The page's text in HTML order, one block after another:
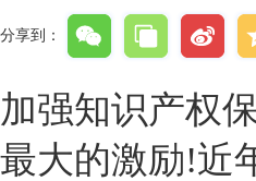
分享到：
加强知识产权
最大的激励!近